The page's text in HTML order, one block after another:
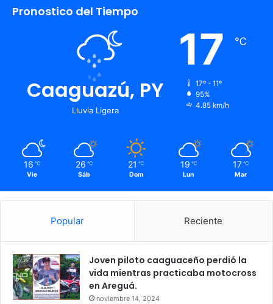
Pronostico del Tiempo
Caaguazú, PY
Lluvia Ligera
17 ℃
17º - 11º
95%
4.85 km/h
16 ℃
Vie
26 ℃
Sáb
21 ℃
Dom
19 ℃
Lun
17 ℃
Mar
Popular Reciente
Joven piloto caaguaceño perdió la
vida mientras practicaba motocross
en Areguá.
noviembre 14, 2024